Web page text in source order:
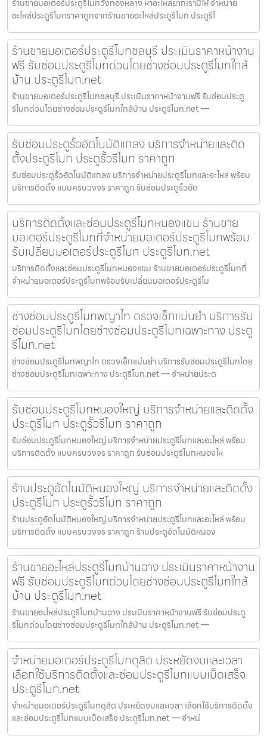
ร้านขายมอเตอร์ประตูรีโมทวังทองหลาง หาอะไหล่ยากเรามีให้ จำหน่าย
อะไหล่ประตูรีโมทราคาถูกจากร้านขายอะไหล่ประตูรีโมท ประตูรีโ
ร้านขายมอเตอร์ประตูรีโมทชลบุรี ประเมินราคาหน้างาน
ฟรี รับซ่อมประตูรีโมทด่วนโดยช่างซ่อมประตูรีโมทใกล้
บ้าน ประตูรีโมท.net
ร้านขายมอเตอร์ประตูรีโมทชลบุรี ประเมินราคาหน้างานฟรี รับซ่อมประตู
รีโมทด่วนโดยช่างซ่อมประตูรีโมทใกล้บ้าน ประตูรีโมท.net —
รับซ่อมประตูรั้วอัตโนมัติแกลง บริการจำหน่ายและติด
ตั้งประตูรีโมท ประตูรั้วรีโมท ราคาถูก
รับซ่อมประตูรั้วอัตโนมัติแกลง บริการจำหน่ายประตูรีโมทและอะไหล่ พร้อม
บริการติดตั้ง แบบครบวงจร ราคาถูก รับซ่อมประตูรั้วอัต
บริการติดตั้งและซ่อมประตูรีโมทหนองแขม ร้านขาย
มอเตอร์ประตูรีโมทที่จำหน่ายมอเตอร์ประตูรีโมทพร้อม
รับเปลี่ยนมอเตอร์ประตูรีโมท ประตูรีโมท.net
บริการติดตั้งและซ่อมประตูรีโมทหนองแขม ร้านขายมอเตอร์ประตูรีโมทที่
จำหน่ายมอเตอร์ประตูรีโมทพร้อมรับเปลี่ยนมอเตอร์ประตูรีโม
ช่างซ่อมประตูรีโมทพญาไท ตรวจเช็กแม่นยำ บริการรับ
ซ่อมประตูรีโมทโดยช่างซ่อมประตูรีโมทเฉพาะทาง ประตู
รีโมท.net
ช่างซ่อมประตูรีโมทพญาไท ตรวจเช็กแม่นยำ บริการรับซ่อมประตูรีโมทโดย
ช่างซ่อมประตูรีโมทเฉพาะทาง ประตูรีโมท.net — จำหน่ายประต
รับซ่อมประตูรีโมทหนองใหญ่ บริการจำหน่ายและติดตั้ง
ประตูรีโมท ประตูรั้วรีโมท ราคาถูก
รับซ่อมประตูรีโมทหนองใหญ่ บริการจำหน่ายประตูรีโมทและอะไหล่ พร้อม
บริการติดตั้ง แบบครบวงจร ราคาถูก รับซ่อมประตูรีโมทหนองให
ร้านประตูอัตโนมัติหนองใหญ่ บริการจำหน่ายและติดตั้ง
ประตูรีโมท ประตูรั้วรีโมท ราคาถูก
ร้านประตูอัตโนมัติหนองใหญ่ บริการจำหน่ายประตูรีโมทและอะไหล่ พร้อม
บริการติดตั้ง แบบครบวงจร ราคาถูก ร้านประตูอัตโนมัติหนอง
ร้านขายอะไหล่ประตูรีโมทบ้านฉาง ประเมินราคาหน้างาน
ฟรี รับซ่อมประตูรีโมทด่วนโดยช่างซ่อมประตูรีโมทใกล้
บ้าน ประตูรีโมท.net
ร้านขายอะไหล่ประตูรีโมทบ้านฉาง ประเมินราคาหน้างานฟรี รับซ่อมประตู
รีโมทด่วนโดยช่างซ่อมประตูรีโมทใกล้บ้าน ประตูรีโมท.net —
จำหน่ายมอเตอร์ประตูรีโมทดุสิต ประหยัดงบและเวลา
เลือกใช้บริการติดตั้งและซ่อมประตูรีโมทแบบเบ็ดเสร็จ
ประตูรีโมท.net
จำหน่ายมอเตอร์ประตูรีโมทดุสิต ประหยัดงบและเวลา เลือกใช้บริการติดตั้ง
และซ่อมประตูรีโมทแบบเบ็ดเสร็จ ประตูรีโมท.net — จำหน่